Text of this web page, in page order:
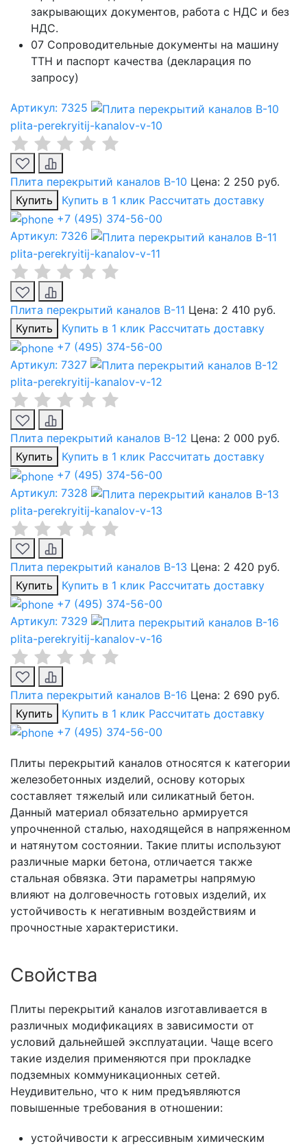
закрывающих документов, работа с НДС и без
НДС.
07 Сопроводительные документы на машину
ТТН и паспорт качества (декларация по
запросу)
Артикул: 7325
plita-perekryitij-kanalov-v-10
Плита перекрытий каналов В-10 Цена: 2 250 руб.
Купить
Купить в 1 клик Рассчитать доставку
+7 (495) 374-56-00
Артикул: 7326
plita-perekryitij-kanalov-v-11
Плита перекрытий каналов В-11 Цена: 2 410 руб.
Купить
Купить в 1 клик Рассчитать доставку
+7 (495) 374-56-00
Артикул: 7327
plita-perekryitij-kanalov-v-12
Плита перекрытий каналов В-12 Цена: 2 000 руб.
Купить
Купить в 1 клик Рассчитать доставку
+7 (495) 374-56-00
Артикул: 7328
plita-perekryitij-kanalov-v-13
Плита перекрытий каналов В-13 Цена: 2 420 руб.
Купить
Купить в 1 клик Рассчитать доставку
+7 (495) 374-56-00
Артикул: 7329
plita-perekryitij-kanalov-v-16
Плита перекрытий каналов В-16 Цена: 2 690 руб.
Купить
Купить в 1 клик Рассчитать доставку
+7 (495) 374-56-00
Плиты перекрытий каналов относятся к категории
железобетонных изделий, основу которых
составляет тяжелый или силикатный бетон.
Данный материал обязательно армируется
упрочненной сталью, находящейся в напряженном
и натянутом состоянии. Такие плиты используют
различные марки бетона, отличается также
стальная обвязка. Эти параметры напрямую
влияют на долговечность готовых изделий, их
устойчивость к негативным воздействиям и
прочностные характеристики.
Свойства
Плиты перекрытий каналов изготавливается в
различных модификациях в зависимости от
условий дальнейшей эксплуатации. Чаще всего
такие изделия применяются при прокладке
подземных коммуникационных сетей.
Неудивительно, что к ним предъявляются
повышенные требования в отношении:
устойчивости к агрессивным химическим